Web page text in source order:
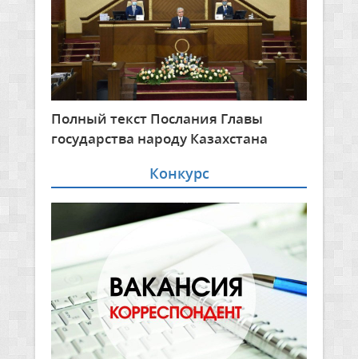
Полный текст Послания Главы
государства народу Казахстана
Конкурс